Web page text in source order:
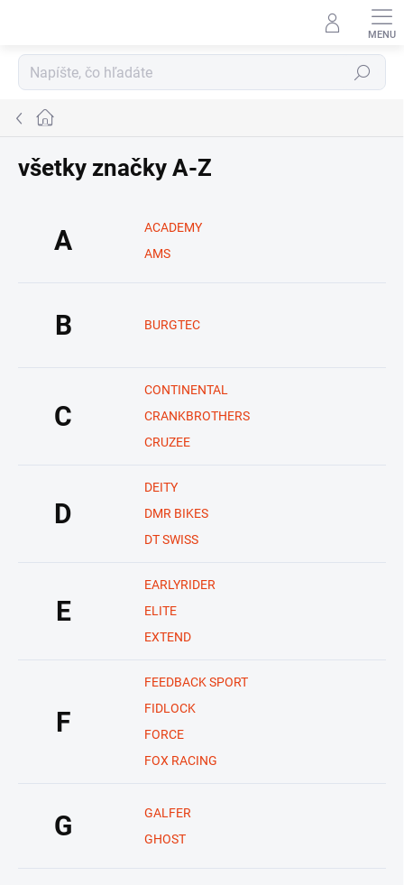
Hľadať
Domov
všetky značky A-Z
A
ACADEMY
AMS
B BURGTEC
C
CONTINENTAL
CRANKBROTHERS
CRUZEE
D
DEITY
DMR BIKES
DT SWISS
E
EARLYRIDER
ELITE
EXTEND
F
FEEDBACK SPORT
FIDLOCK
FORCE
FOX RACING
G
GALFER
GHOST